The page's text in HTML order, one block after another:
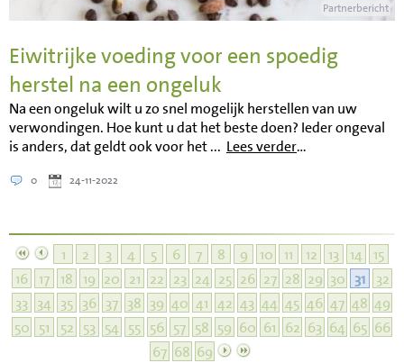
Partnerbericht
Eiwitrijke voeding voor een spoedig
herstel na een ongeluk
Na een ongeluk wilt u zo snel mogelijk herstellen van uw
verwondingen. Hoe kunt u dat het beste doen? Ieder ongeval
is anders, dat geldt ook voor het ... Lees verder…
0 24-11-2022
1 2 3 4 5 6 7 8 9 10 11 12 13 14 15
16 17 18 19 20 21 22 23 24 25 26 27 28 29 30 31
32
33 34 35 36 37 38 39 40 41 42 43 44 45 46 47 48 49
50 51 52 53 54 55 56 57 58 59 60 61 62 63 64 65 66
67 68 69